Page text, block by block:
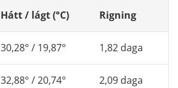
Hátt / lágt (°C) Rigning
30,28° / 19,87° 1,82 daga
32,88° / 20,74° 2,09 daga